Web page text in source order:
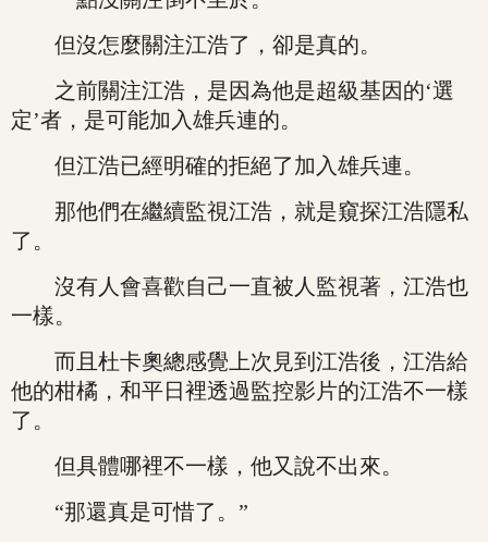
但沒怎麼關注江浩了，卻是真的。
之前關注江浩，是因為他是超級基因的‘選
定’者，是可能加入雄兵連的。
但江浩已經明確的拒絕了加入雄兵連。
那他們在繼續監視江浩，就是窺探江浩隱私
了。
沒有人會喜歡自己一直被人監視著，江浩也
一樣。
而且杜卡奧總感覺上次見到江浩後，江浩給
他的柑橘，和平日裡透過監控影片的江浩不一樣
了。
但具體哪裡不一樣，他又說不出來。
“那還真是可惜了。”